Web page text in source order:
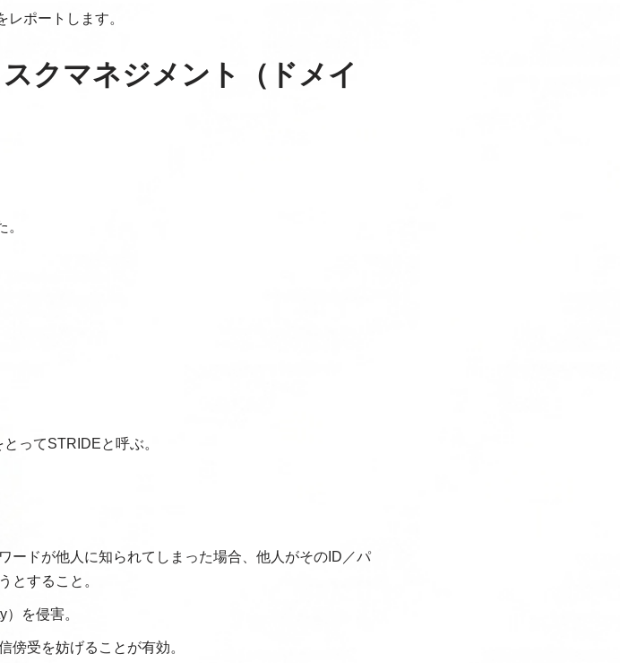
ポートします。
クマネジメント（ドメイ
ってSTRIDEと呼ぶ。
ードが他人に知られてしまった場合、他人がそのID／パ
とすること。
を侵害。
傍受を妨げることが有効。